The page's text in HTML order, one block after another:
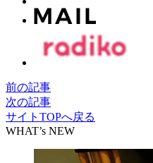
前の記事
次の記事
サイトTOPへ戻る
WHAT’s NEW